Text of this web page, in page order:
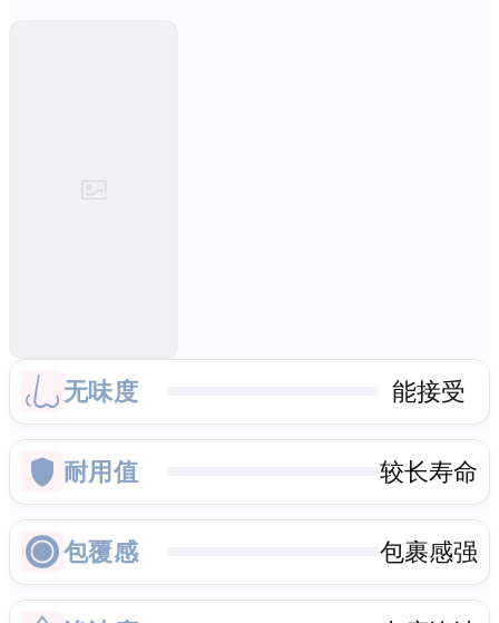
无味度 能接受
耐用值 较长寿命
包覆感 包裹感强